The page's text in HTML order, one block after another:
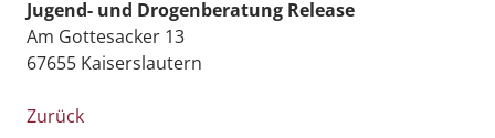
Jugend- und Drogenberatung Release
Am Gottesacker 13
67655 Kaiserslautern
Zurück